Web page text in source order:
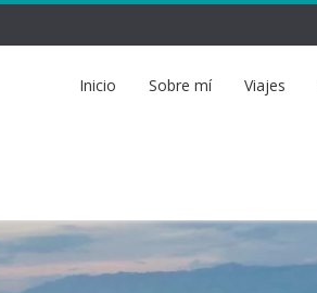
Inicio Sobre mí Viajes